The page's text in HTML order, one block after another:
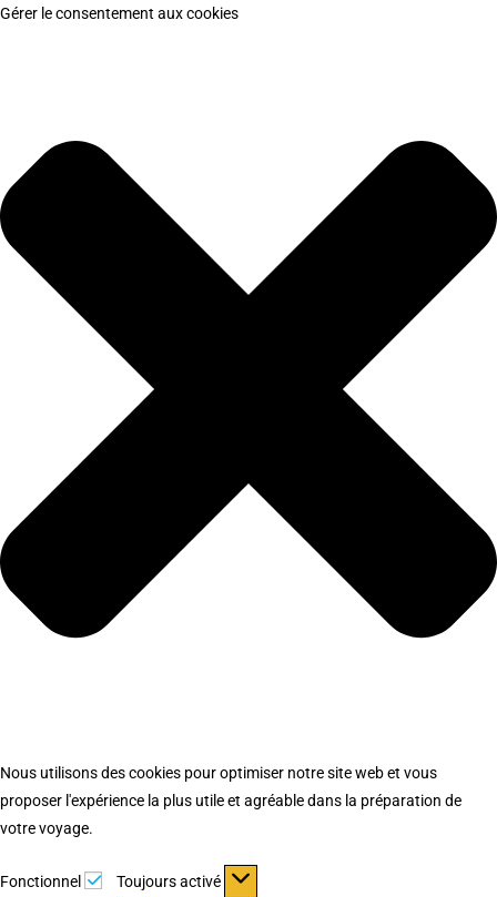
Gérer le consentement aux cookies
Nous utilisons des cookies pour optimiser notre site web et vous
proposer l'expérience la plus utile et agréable dans la préparation de
votre voyage.
Fonctionnel Fonctionnel
Toujours activé